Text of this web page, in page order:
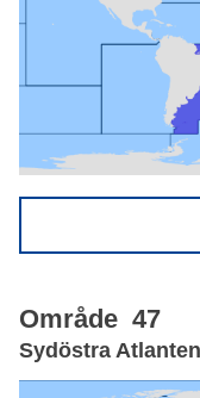
Område 47
Sydöstra Atlanten